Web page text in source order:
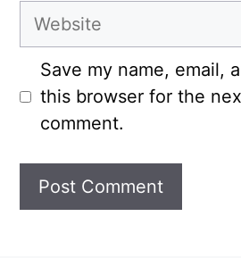
Website
Save my name, email,
this browser for the
comment.